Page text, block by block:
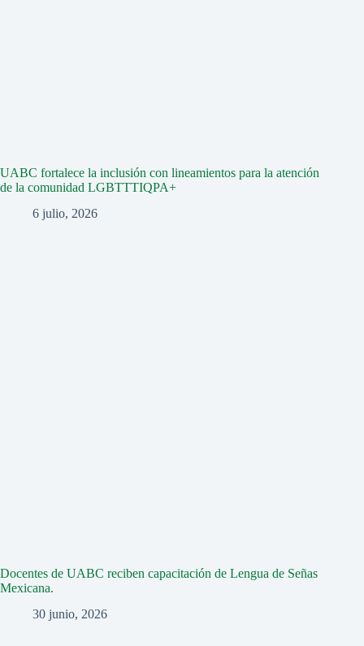
UABC fortalece la inclusión con lineamientos para la atención
de la comunidad LGBTTTIQPA+
6 julio, 2026
Docentes de UABC reciben capacitación de Lengua de Señas
Mexicana.
30 junio, 2026